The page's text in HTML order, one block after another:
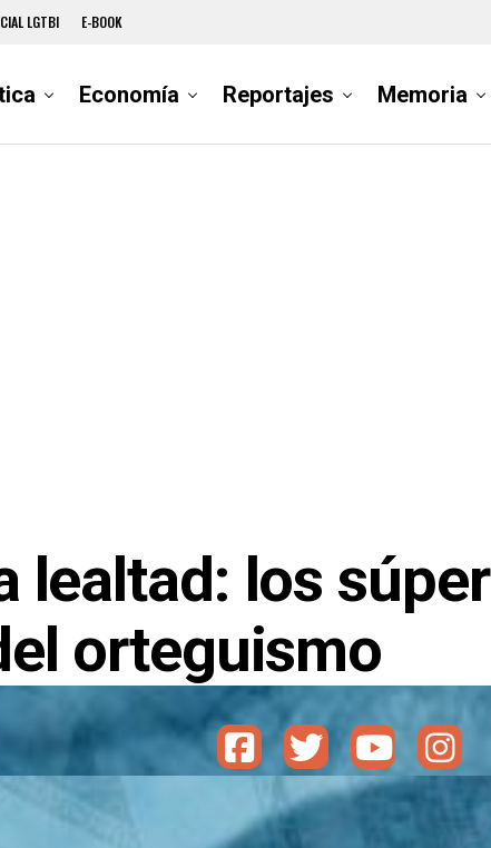
LGTBI E-BOOK
Economía Reportajes Memoria
lealtad: los súper
orteguismo